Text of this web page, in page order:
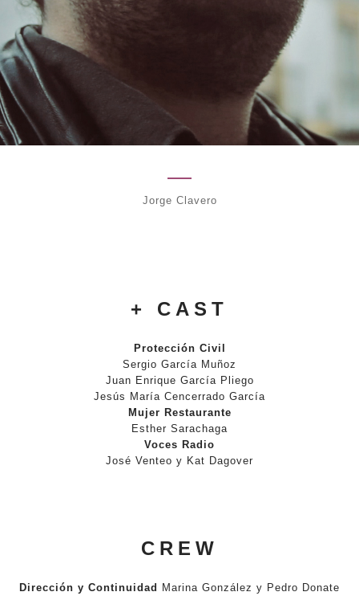
Jorge Clavero
+ CAST
Protección Civil
Sergio García Muñoz
Juan Enrique García Pliego
Jesús María Cencerrado García
Mujer Restaurante
Esther Sarachaga
Voces Radio
José Venteo y Kat Dagover
CREW
Dirección y Continuidad
Marina González y Pedro Donate